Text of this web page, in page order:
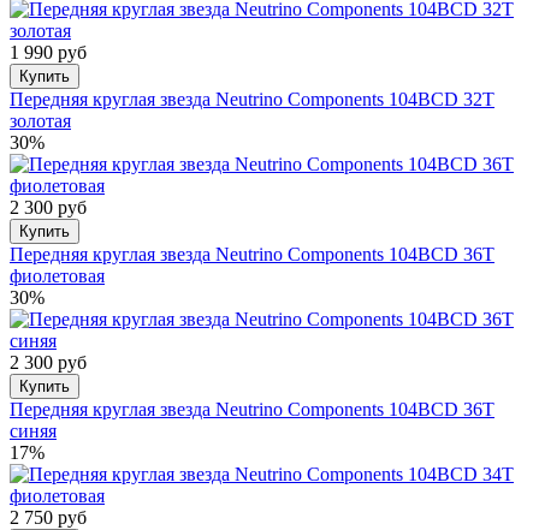
1 990 руб
Купить
Передняя круглая звезда Neutrino Components 104BCD 32T
золотая
30%
2 300 руб
Купить
Передняя круглая звезда Neutrino Components 104BCD 36T
фиолетовая
30%
2 300 руб
Купить
Передняя круглая звезда Neutrino Components 104BCD 36T
синяя
17%
2 750 руб